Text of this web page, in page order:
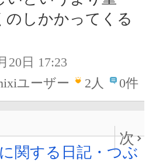
のしかかってくる
20日 17:23
ユーザー
2人 0件
次
関する日記・つぶ